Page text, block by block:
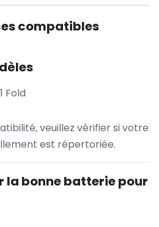
compatibles
Fold
veuillez vérifier si votre
est répertoriée.
la bonne batterie pour